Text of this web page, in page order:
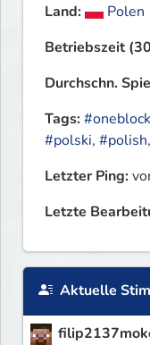
Land:
Polen
Betriebszeit
Durchschn.
Tags:#oneblock
#polski, #polish,
Letzter Ping:
Letzte
Aktuelle